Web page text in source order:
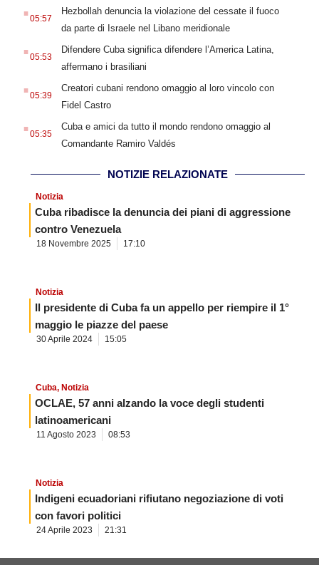
05:57
Hezbollah denuncia la violazione del cessate il fuoco
da parte di Israele nel Libano meridionale
.05:53
Difendere Cuba significa difendere l’America Latina,
affermano i brasiliani
.05:39
Creatori cubani rendono omaggio al loro vincolo con
Fidel Castro
.05:35
Cuba e amici da tutto il mondo rendono omaggio al
Comandante Ramiro Valdés
NOTIZIE RELAZIONATE
Notizia
Cuba ribadisce la denuncia dei piani di aggressione
contro Venezuela
18 Novembre 2025 17:10
Notizia
Il presidente di Cuba fa un appello per riempire il 1°
maggio le piazze del paese
30 Aprile 2024 15:05
Cuba, Notizia
OCLAE, 57 anni alzando la voce degli studenti
latinoamericani
11 Agosto 2023 08:53
Notizia
Indigeni ecuadoriani rifiutano negoziazione di voti
con favori politici
24 Aprile 2023 21:31